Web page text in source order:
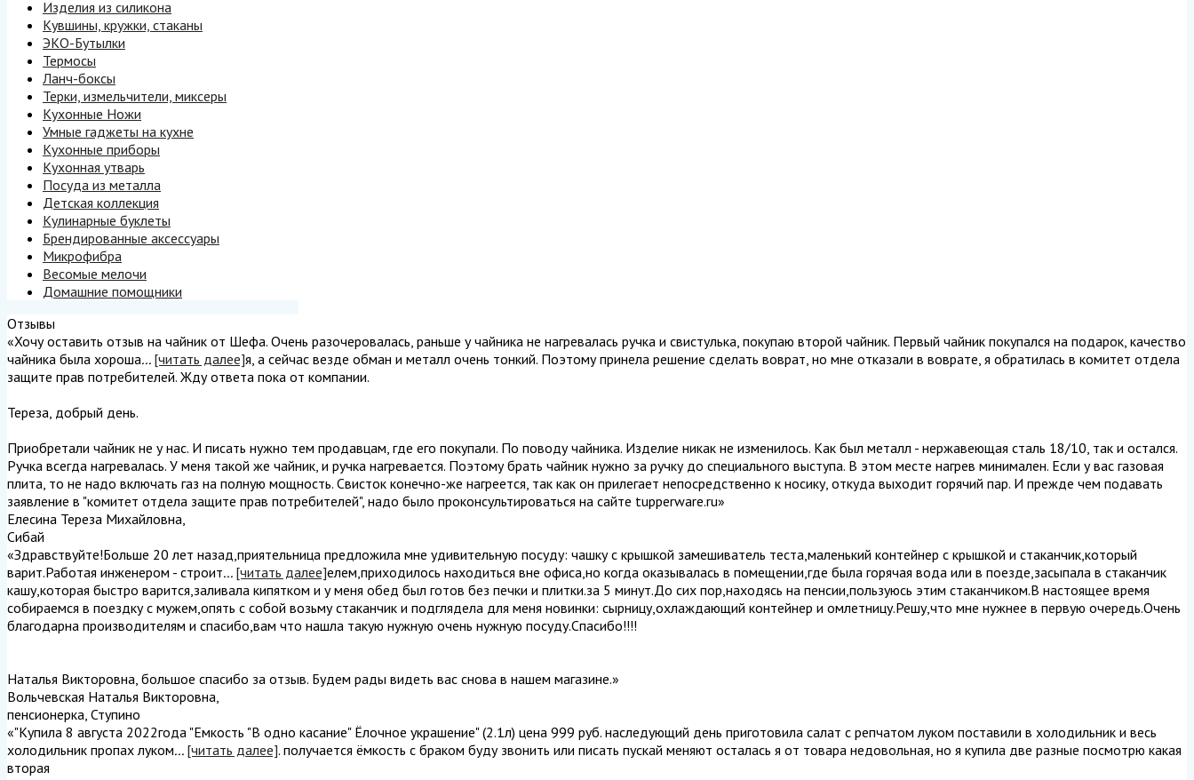
Изделия из силикона
Кувшины, кружки, стаканы
ЭКО-Бутылки
Термосы
Ланч-боксы
Терки, измельчители, миксеры
Кухонные Ножи
Умные гаджеты на кухне
Кухонные приборы
Кухонная утварь
Посуда из металла
Детская коллекция
Кулинарные буклеты
Брендированные аксессуары
Микрофибра
Весомые мелочи
Домашние помощники
Отзывы
«Хочу оставить отзыв на чайник от Шефа. Очень разочеровалась, раньше у чайника не нагревалась ручка и свистулька, покупаю второй чайник. Первый чайник покупался на подарок, качество
чайника была хороша... [читать далее]я, а сейчас везде обман и металл очень тонкий. Поэтому принела решение сделать воврат, но мне отказали в воврате, я обратилась в комитет отдела
защите прав потребителей. Жду ответа пока от компании.
Тереза, добрый день.
Приобретали чайник не у нас. И писать нужно тем продавцам, где его покупали. По поводу чайника. Изделие никак не изменилось. Как был металл - нержавеющая сталь 18/10, так и остался.
Ручка всегда нагревалась. У меня такой же чайник, и ручка нагревается. Поэтому брать чайник нужно за ручку до специального выступа. В этом месте нагрев минимален. Если у вас газовая
плита, то не надо включать газ на полную мощность. Свисток конечно-же нагреется, так как он прилегает непосредственно к носику, откуда выходит горячий пар. И прежде чем подавать
заявление в "комитет отдела защите прав потребителей", надо было проконсультироваться на сайте tupperware.ru»
Елесина Тереза Михайловна,
Сибай
«Здравствуйте!Больше 20 лет назад,приятельница предложила мне удивительную посуду: чашку с крышкой замешиватель теста,маленький контейнер с крышкой и стаканчик,который
варит.Работая инженером - строит... [читать далее]елем,приходилось находиться вне офиса,но когда оказывалась в помещении,где была горячая вода или в поезде,засыпала в стаканчик
кашу,которая быстро варится,заливала кипятком и у меня обед был готов без печки и плитки.за 5 минут.До сих пор,находясь на пенсии,пользуюсь этим стаканчиком.В настоящее время
собираемся в поездку с мужем,опять с собой возьму стаканчик и подглядела для меня новинки: сырницу,охлаждающий контейнер и омлетницу.Решу,что мне нужнее в первую очередь.Очень
благодарна производителям и спасибо,вам что нашла такую нужную очень нужную посуду.Спасибо!!!!
Наталья Викторовна, большое спасибо за отзыв. Будем рады видеть вас снова в нашем магазине.»
Вольчевская Наталья Викторовна,
пенсионерка, Ступино
«"Купила 8 августа 2022года "Емкость "В одно касание" Ёлочное украшение" (2.1л) цена 999 руб. наследующий день приготовила салат с репчатом луком поставили в холодильник и весь
холодильник пропах луком... [читать далее]. получается ёмкость с браком буду звонить или писать пускай меняют осталась я от товара недовольная, но я купила две разные посмотрю какая
вторая